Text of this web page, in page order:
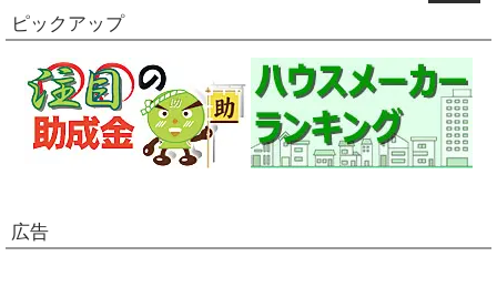
ピックアップ
広告